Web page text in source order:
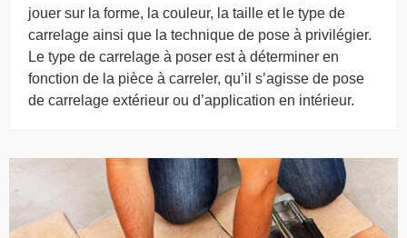
jouer sur la forme, la couleur, la taille et le type de
carrelage ainsi que la technique de pose à privilégier.
Le type de carrelage à poser est à déterminer en
fonction de la pièce à carreler, qu’il s’agisse de pose
de carrelage extérieur ou d’application en intérieur.